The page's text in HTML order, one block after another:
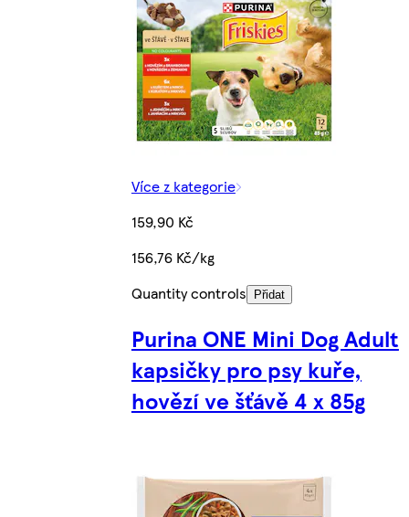
Více z kategorie
159,90 Kč
156,76 Kč/kg
Quantity controls
Přidat
Purina ONE Mini Dog Adult
kapsičky pro psy kuře,
hovězí ve šťávě 4 x 85g